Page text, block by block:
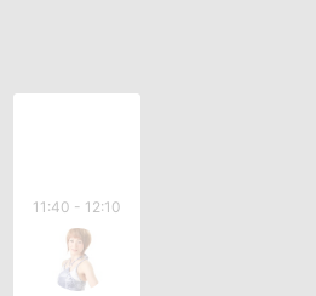
11:40 - 12:10